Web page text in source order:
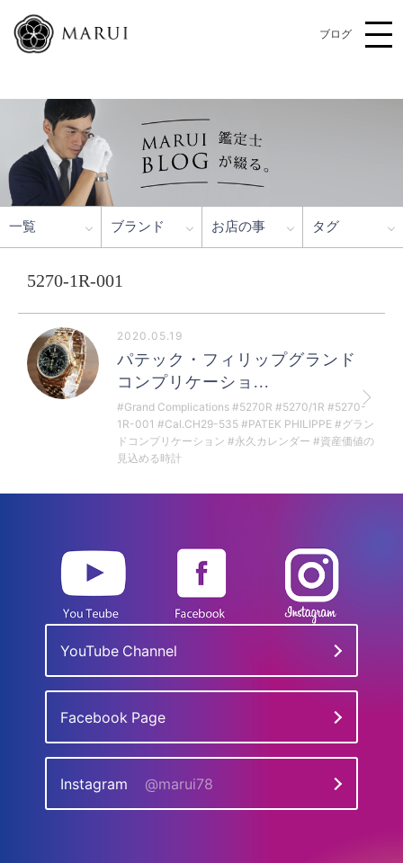
ブログ
一覧 ブランド お店の事 タグ
5270-1R-001
2020.05.19
パテック・フィリップグランド
コンプリケーショ...
#Grand Complications #5270R #5270/1R #5270-
1R-001 #Cal.CH29-535 #PATEK PHILIPPE #グラン
ドコンプリケーション #永久カレンダー #資産価値の
見込める時計
YouTube Channel
Facebook Page
Instagram @marui78